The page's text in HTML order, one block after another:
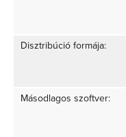
Disztribúció formája:
Másodlagos szoftver: